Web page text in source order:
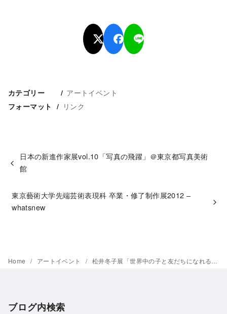
カテゴリー アートイベント
フォーマット リンク
日本の新進作家展vol.10「写真の飛躍」＠東京都写真美術
館
東京藝術大学先端芸術表現科 卒業・修了制作展2012 –
whatsnew
Home アートイベント 松井冬子展「世界中の子と友だちになれる」＠横浜美術館
ブログ内検索